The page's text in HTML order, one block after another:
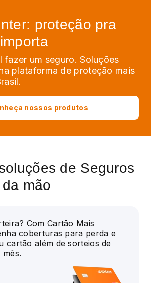
proteção pra
fazer um seguro. Soluções
plataforma de proteção mais
nossos produtos
de Seguros
mão
Com Cartão Mais
coberturas para perda e
cartão além de sorteios de
mês.